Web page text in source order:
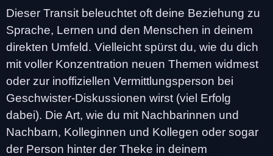
Dieser Transit beleuchtet oft deine Beziehung zu
Sprache, Lernen und den Menschen in deinem
direkten Umfeld. Vielleicht spürst du, wie du dich
mit voller Konzentration neuen Themen widmest
oder zur inoffiziellen Vermittlungsperson bei
Geschwister-Diskussionen wirst (viel Erfolg
dabei). Die Art, wie du mit Nachbarinnen und
Nachbarn, Kolleginnen und Kollegen oder sogar
der Person hinter der Theke in deinem